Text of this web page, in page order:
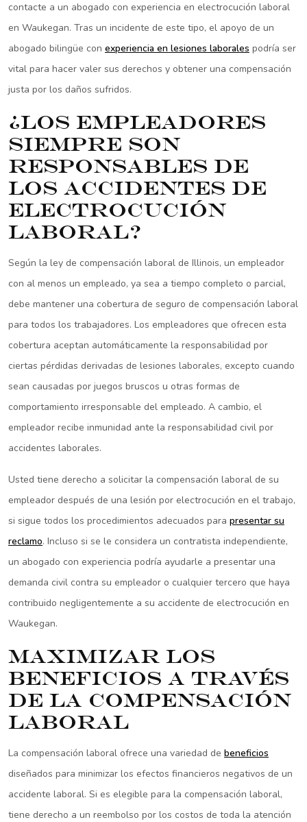
contacte a un abogado con experiencia en electrocución laboral
en Waukegan. Tras un incidente de este tipo, el apoyo de un
abogado bilingüe con experiencia en lesiones laborales podría ser
vital para hacer valer sus derechos y obtener una compensación
justa por los daños sufridos.
¿Los empleadores
siempre son
responsables de
los accidentes de
electrocución
laboral?
Según la ley de compensación laboral de Illinois, un empleador
con al menos un empleado, ya sea a tiempo completo o parcial,
debe mantener una cobertura de seguro de compensación laboral
para todos los trabajadores. Los empleadores que ofrecen esta
cobertura aceptan automáticamente la responsabilidad por
ciertas pérdidas derivadas de lesiones laborales, excepto cuando
sean causadas por juegos bruscos u otras formas de
comportamiento irresponsable del empleado. A cambio, el
empleador recibe inmunidad ante la responsabilidad civil por
accidentes laborales.
Usted tiene derecho a solicitar la compensación laboral de su
empleador después de una lesión por electrocución en el trabajo,
si sigue todos los procedimientos adecuados para presentar su
reclamo. Incluso si se le considera un contratista independiente,
un abogado con experiencia podría ayudarle a presentar una
demanda civil contra su empleador o cualquier tercero que haya
contribuido negligentemente a su accidente de electrocución en
Waukegan.
Maximizar los
beneficios a través
de la compensación
laboral
La compensación laboral ofrece una variedad de beneficios
diseñados para minimizar los efectos financieros negativos de un
accidente laboral. Si es elegible para la compensación laboral,
tiene derecho a un reembolso por los costos de toda la atención